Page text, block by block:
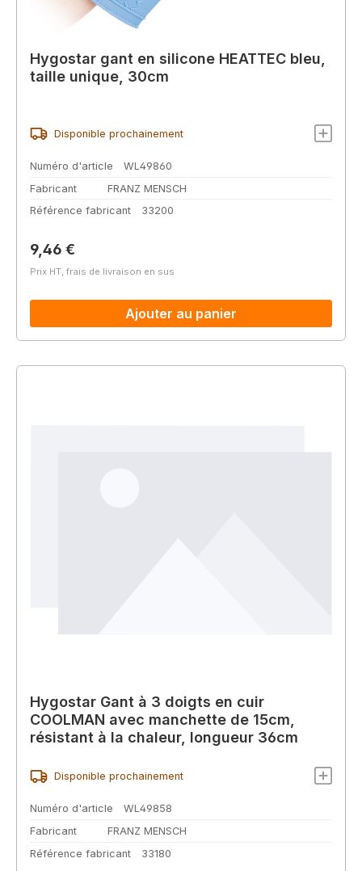
Hygostar gant en silicone HEATTEC bleu,
taille unique, 30cm
Disponible prochainement
Numéro d'article
WL49860
Fabricant
FRANZ MENSCH
Référence fabricant
33200
Prix régulier :
9,46 €
Prix HT, frais de livraison en sus
Ajouter au panier
Hygostar Gant à 3 doigts en cuir
COOLMAN avec manchette de 15cm,
résistant à la chaleur, longueur 36cm
Disponible prochainement
Numéro d'article
WL49858
Fabricant
FRANZ MENSCH
Référence fabricant
33180